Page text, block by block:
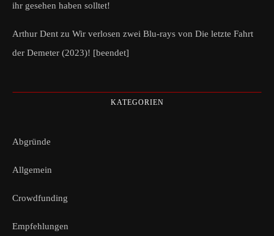
ihr gesehen haben solltet!
Arthur Dent zu Wir verlosen zwei Blu-rays von Die letzte Fahrt
der Demeter (2023)! [beendet]
KATEGORIEN
Abgründe
Allgemein
Crowdfunding
Empfehlungen